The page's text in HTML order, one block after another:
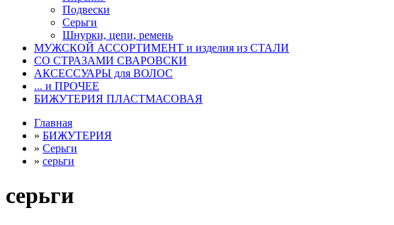
Подвески
Серьги
Шнурки, цепи, ремень
МУЖСКОЙ АССОРТИМЕНТ и изделия из СТАЛИ
СО СТРАЗАМИ СВАРОВСКИ
АКСЕССУАРЫ для ВОЛОС
... и ПРОЧЕЕ
БИЖУТЕРИЯ ПЛАСТМАСОВАЯ
Главная
» БИЖУТЕРИЯ
» Серьги
» серьги
серьги